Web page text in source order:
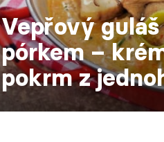
Vepřový
pórkem –
pokrm z